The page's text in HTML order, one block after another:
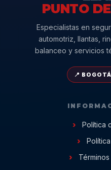
PUNTO
Especialistas en
automotriz, llantas,
balanceo y servicios
📍
Política